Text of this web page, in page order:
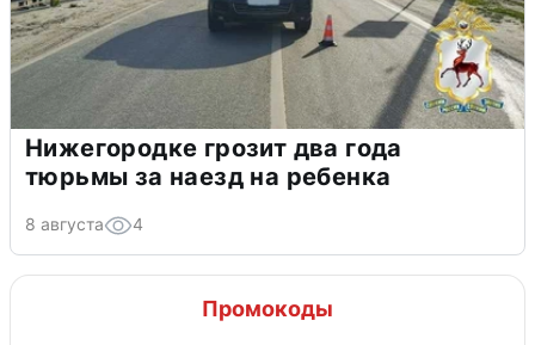
Нижегородке грозит два года
тюрьмы за наезд на ребенка
8 августа 4
Промокоды